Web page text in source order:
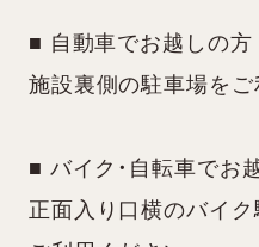
■ 自動車でお越しの方
施設裏側の駐車場をご
■ バイク・自転車でお
正面入り口横のバイ